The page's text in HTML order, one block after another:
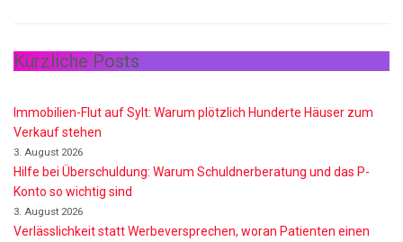
Kürzliche Posts
Immobilien-Flut auf Sylt: Warum plötzlich Hunderte Häuser zum
Verkauf stehen
3. August 2026
Hilfe bei Überschuldung: Warum Schuldnerberatung und das P-
Konto so wichtig sind
3. August 2026
Verlässlichkeit statt Werbeversprechen, woran Patienten einen